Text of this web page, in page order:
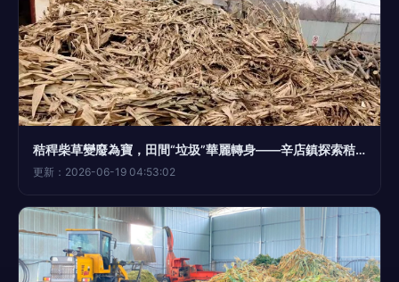
秸稈柴草變廢為寶，田間“垃圾”華麗轉身——辛店鎮探索秸稈再利用新路徑
更新：2026-06-19 04:53:02